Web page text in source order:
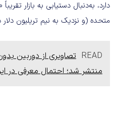
متحده (و نزدیک به نیم تریلیون
READ تصاویری از دوربین
منتشر شد؛ احتمال معرفی در